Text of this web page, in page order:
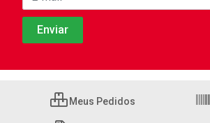
Meus Pedidos